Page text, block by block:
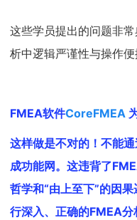
这些学员提出的问题非
析中逻辑严谨性与操作便
FMEA软件CoreFMEA
这样做是不对的！不能
成功能网。这违背了
哲学和“由上至下”的因
行深入、正确的FMEA分